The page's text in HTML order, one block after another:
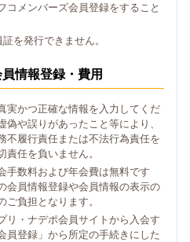
コメンバーズ会員登録をすること
を発行できません。
情報登録・費用
実かつ正確な情報を入力してくだ
や誤りがあったこと等により、
不履行責任または不法行為責任を
任を負いません。
手数料および年会費は無料です
会員情報登録や会員情報の表示の
負担となります。
リ・ナデポ会員サイトから入会す
員登録」から所定の手続きにした